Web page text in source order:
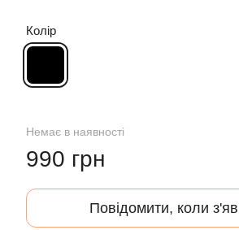
Колір
Немає в наявності
990 грн
Повідомити, коли